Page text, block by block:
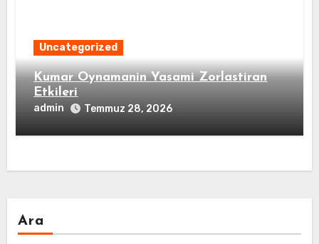
Uncategorized
Kumar Oynamanin Yasami Zorlastiran
Etkileri
admin Temmuz 28, 2026
Ara